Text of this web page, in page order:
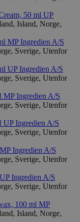
50 ml UP
Island, Norge,
MPIngredien A/S
Sverige, Utenfor
UPIngredien A/S
Sverige, Utenfor
MPIngredien A/S
Sverige, Utenfor
UPIngredien A/S
Sverige, Utenfor
Ingredien A/S
Sverige, Utenfor
Ingredien A/S
Sverige, Utenfor
100 ml MP
Island, Norge,